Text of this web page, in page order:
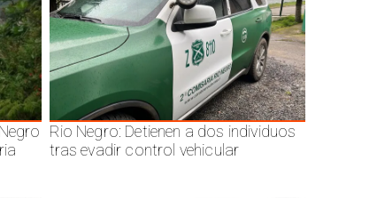
Rio Negro: Detienen a dos individuos
tras evadir control vehicular